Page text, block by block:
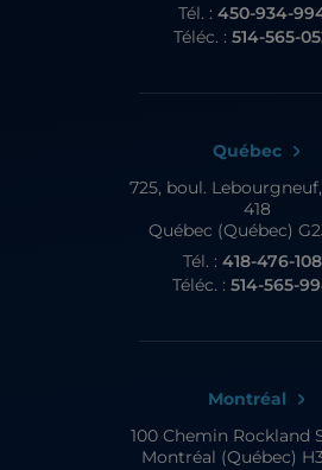
Tél. : 450-934-
Téléc. : 514-565-
Québec
725, boul. Lebourgneuf,
418
Québec (Québec)
Tél. : 418-476-
Téléc. : 514-565-
Montréal
100 Chemin Rockland
Montréal (Québec)